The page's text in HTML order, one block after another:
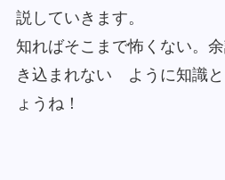
説していきます。
知ればそこまで怖くない。
き込まれない ように知識と
ょうね！